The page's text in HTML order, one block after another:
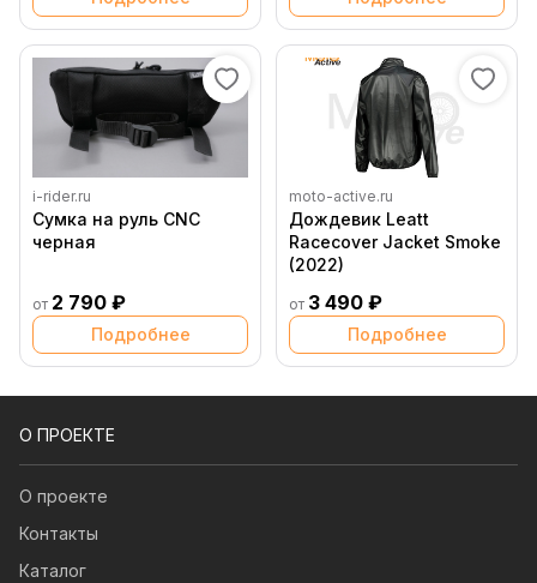
i-rider.ru
Сумка на руль CNC
черная
от 2 790 ₽
Подробнее
moto-active.ru
Дождевик Leatt
Racecover Jacket Smoke
(2022)
от 3 490 ₽
Подробнее
О ПРОЕКТЕ
О проекте
Контакты
Каталог